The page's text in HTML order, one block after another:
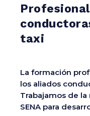
taxi
La formación
los aliados
Trabajamos de la
SENA para